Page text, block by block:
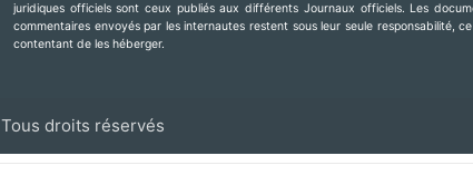
juridiques officiels sont ceux publiés aux différents Journaux officiels. Les
commentaires envoyés par les internautes restent sous leur seule responsabilité,
contentant de les héberger.
Tous droits réservés